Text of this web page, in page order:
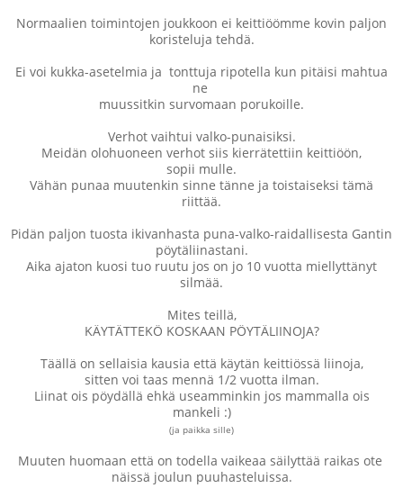
Normaalien toimintojen joukkoon ei keittiöömme kovin paljon
koristeluja tehdä.
Ei voi kukka-asetelmia ja tonttuja ripotella kun pitäisi mahtua
ne
muussitkin survomaan porukoille.
Verhot vaihtui valko-punaisiksi.
Meidän olohuoneen verhot siis kierrätettiin keittiöön,
sopii mulle.
Vähän punaa muutenkin sinne tänne ja toistaiseksi tämä
riittää.
Pidän paljon tuosta ikivanhasta puna-valko-raidallisesta Gantin
pöytäliinastani.
Aika ajaton kuosi tuo ruutu jos on jo 10 vuotta miellyttänyt
silmää.
Mites teillä,
KÄYTÄTTEKÖ KOSKAAN PÖYTÄLIINOJA?
Täällä on sellaisia kausia että käytän keittiössä liinoja,
sitten voi taas mennä 1/2 vuotta ilman.
Liinat ois pöydällä ehkä useamminkin jos mammalla ois
mankeli :)
(ja paikka sille)
Muuten huomaan että on todella vaikeaa säilyttää raikas ote
näissä joulun puuhasteluissa.